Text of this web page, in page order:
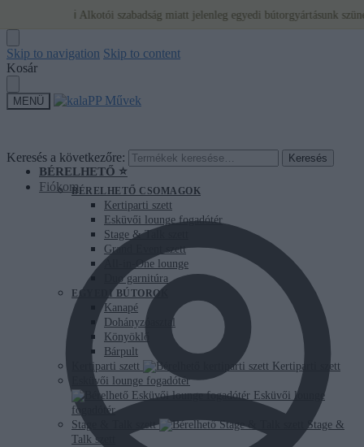
Skip to navigation Skip to content
Kosár
MENÜ
Keresés a következőre: Keresés
Fiókom
BÉRELHETŐ ⭐
BÉRELHETŐ CSOMAGOK
Kertiparti szett
Esküvői lounge fogadótér
Stage & Talk szett
Grand Event szett
All-in-One lounge
Duo garnitúra
EGYEDI BÚTOROK
Kanapé
Dohányzóasztal
Könyöklő
Bárpult
Kertiparti szett
Kertiparti szett
Esküvői lounge fogadótér
Esküvői lounge
fogadótér
Stage & Talk szett
Stage &
Talk szett
ℹ️ Alkotói szabadság miatt jelenleg egyedi bútorgyártásunk szünetel,